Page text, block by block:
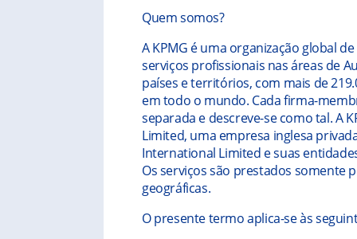
Quem somos?
A KPMG é uma organização global
serviços profissionais nas áreas de
países e territórios, com mais de
em todo o mundo. Cada firma-
separada e descreve-se como tal. A
Limited, uma empresa inglesa
International Limited e suas
Os serviços são prestados somente
geográficas.
O presente termo aplica-se às